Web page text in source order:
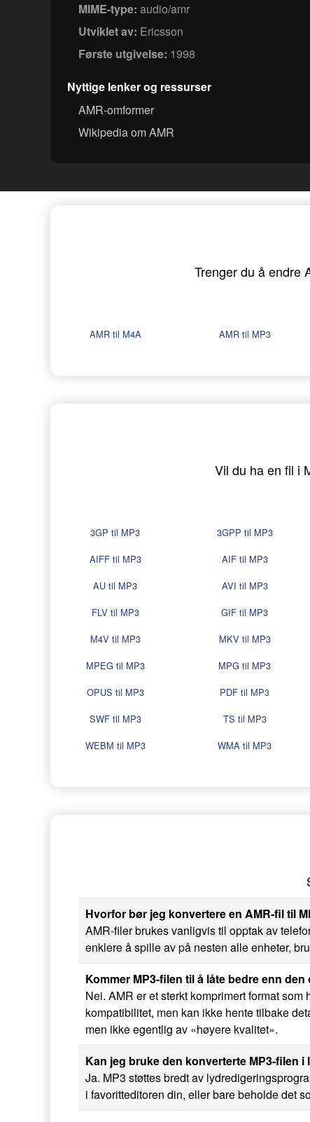
MIME-type: audio/amr
Utviklet av: Ericsson
Første utgivelse: 1998
Nyttige lenker og ressurser
AMR-omformer
Wikipedia om AMR
Trenger du å endre
AMR til M4A AMR til MP3
Vil du ha en fil i
3GP til MP3 3GPP til MP3
AIFF til MP3
AIF til MP3
AU til MP3
AVI til MP3
FLV til MP3
GIF til MP3
M4V til MP3
MKV til MP3
MPEG til MP3
MPG til MP3
OPUS til MP3
PDF til MP3
SWF til MP3
TS til MP3
WEBM til MP3
WMA til MP3
Hvorfor bør jeg konvertere en AMR-fil til
AMR-filer brukes vanligvis til opptak av
enklere å spille av på nesten alle enheter,
Kommer MP3-filen til å låte bedre enn
Nei. AMR er et sterkt komprimert format
kompatibilitet, men kan ikke hente tilbake
men ikke egentlig av «høyere kvalitet».
Kan jeg bruke den konverterte MP3-filen
Ja. MP3 støttes bredt av
i favoritteditoren din, eller bare beholde det